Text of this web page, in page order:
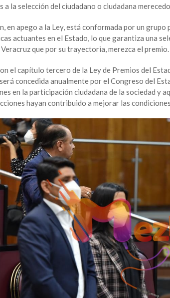
a la selección del ciudadano o ciudadana
en apego a la Ley, está conformada por un
actuantes en el Estado, lo que garantiza una
que por su trayectoria, merezca el premio.
el capítulo tercero de la Ley de Premios del
concedida anualmente por el Congreso del
en la participación ciudadana de la sociedad y
hayan contribuido a mejorar las